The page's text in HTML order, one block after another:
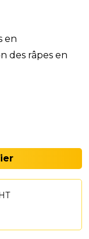
en
des râpes en